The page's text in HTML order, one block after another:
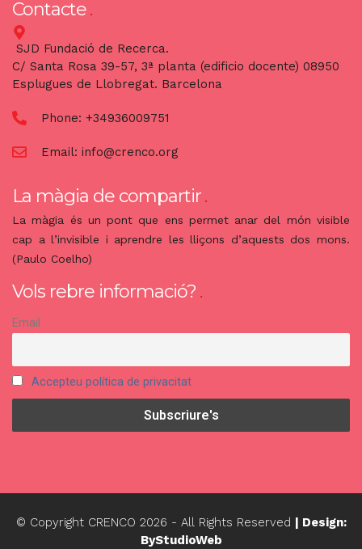
Contacte
SJD Fundació de Recerca.
C/ Santa Rosa 39-57, 3ª planta (edificio docente) 08950
Esplugues de Llobregat. Barcelona
Phone: +34936009751
Email: info@crenco.org
La màgia de compartir
La màgia és un pont que ens permet anar del món visible
cap a l’invisible i aprendre les lliçons d’aquests dos mons.
(Paulo Coelho)
Vols rebre informació?
Email
Accepteu política de privacitat
© Copyright CRENCO 2026 - All Rights Reserved | Design:
ByStudioWeb